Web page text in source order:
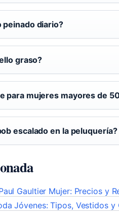
peinado diario?
graso?
para mujeres mayores de
escalado en la peluquería?
Gaultier Mujer: Precios y
Jóvenes: Tipos, Vestidos y